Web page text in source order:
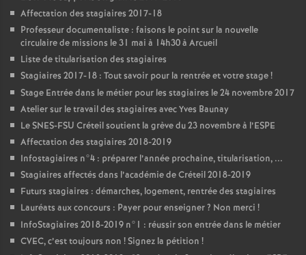
Affectation des stagiaires 2017-18
Professeur documentaliste : faisons le point sur la nouvelle
circulaire de missions le 31 mai à 14h30 à Arcueil
Liste de titularisation des stagiaires
Stagiaires 2017-18 : Tout savoir pour la rentrée et votre stage!
Stage Entrée dans le métier pour les stagiaires le 24 novembre 2017
Atelier sur le travail des stagiaires avec Yves Baunay
LeSNES-FSU Créteil soutient la grève du 23 novembre à l’ESPE
Affectation des stagiaires 2018-2019
Infostagiaires n°4 : préparer l’année prochaine, titularisation, ...
Stagiaires affectés dans l’académie de Créteil 2018-2019
Futurs stagiaires : démarches, logement, rentrée des stagiaires
Lauréats aux concours : Payer pour enseigner? Non merci !
InfoStagiaires 2018-2019 n°1 : réussir son entrée dans le métier
CVEC, c’est toujours non ! Signez la pétition !